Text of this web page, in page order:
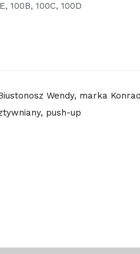
100B, 100C, 100D
wpisu
Wendy, marka
push-up